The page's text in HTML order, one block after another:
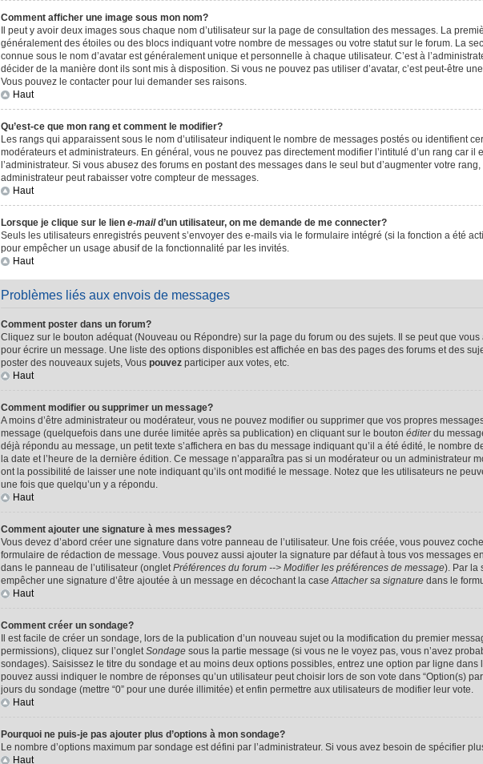
Comment afficher une image sous mon nom?
Il peut y avoir deux images sous chaque nom d’utilisateur sur la page de consultation des messages. La
généralement des étoiles ou des blocs indiquant votre nombre de messages ou votre statut sur le forum. La
connue sous le nom d’avatar est généralement unique et personnelle à chaque utilisateur. C’est à
décider de la manière dont ils sont mis à disposition. Si vous ne pouvez pas utiliser d’avatar, c’est peut-être
Vous pouvez le contacter pour lui demander ses raisons.
Haut
Qu’est-ce que mon rang et comment le modifier?
Les rangs qui apparaissent sous le nom d’utilisateur indiquent le nombre de messages postés ou identifient
modérateurs et administrateurs. En général, vous ne pouvez pas directement modifier l’intitulé d’un rang car il
l’administrateur. Si vous abusez des forums en postant des messages dans le seul but d’augmenter votre
administrateur peut rabaisser votre compteur de messages.
Haut
Lorsque je clique sur le lien e-maild’un utilisateur, on me demande de me connecter?
Seuls les utilisateurs enregistrés peuvent s’envoyer des e-mails via le formulaire intégré (si la fonction a été
pour empêcher un usage abusif de la fonctionnalité par les invités.
Haut
Problèmes liés aux envois de messages
Comment poster dans un forum?
Cliquez sur le bouton adéquat (Nouveau ou Répondre) sur la page du forum ou des sujets. Il se peut que vous
pour écrire un message. Une liste des options disponibles est affichée en bas des pages des forums et des
poster des nouveaux sujets, Vous pouvez participer aux votes, etc.
Haut
Comment modifier ou supprimer un message?
A moins d’être administrateur ou modérateur, vous ne pouvez modifier ou supprimer que vos propres
message (quelquefois dans une durée limitée après sa publication) en cliquant sur le bouton éditerdu
déjà répondu au message, un petit texte s’affichera en bas du message indiquant qu’il a été édité, le nombre
la date et l’heure de la dernière édition. Ce message n’apparaîtra pas si un modérateur ou un administrateur
ont la possibilité de laisser une note indiquant qu’ils ont modifié le message. Notez que les utilisateurs ne
une fois que quelqu’un y a répondu.
Haut
Comment ajouter une signature à mes messages?
Vous devez d’abord créer une signature dans votre panneau de l’utilisateur. Une fois créée, vous pouvez
formulaire de rédaction de message. Vous pouvez aussi ajouter la signature par défaut à tous vos messages
dans le panneau de l’utilisateur (ongletPréférences du forum --> Modifier les préférences de message). Par la
empêcher une signature d’être ajoutée à un message en décochant la caseAttacher sa signature dans le
Haut
Comment créer un sondage?
Il est facile de créer un sondage, lors de la publication d’un nouveau sujet ou la modification du premier
permissions), cliquez sur l’ongletSondage sous la partie message (si vous ne le voyez pas, vous n’avez
sondages). Saisissez le titre du sondage et au moins deux options possibles, entrez une option par ligne dans
pouvez aussi indiquer le nombre de réponses qu’un utilisateur peut choisir lors de son vote dans “Option(s)
jours du sondage (mettre “0” pour une durée illimitée) et enfin permettre aux utilisateurs de modifier leur vote.
Haut
Pourquoi ne puis-je pas ajouter plus d’options à mon sondage?
Le nombre d’options maximum par sondage est défini par l’administrateur. Si vous avez besoin de spécifier
Haut